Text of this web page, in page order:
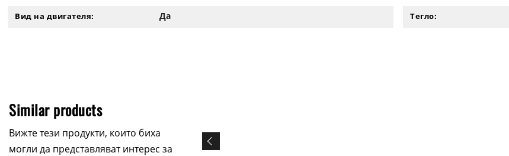
Вид на двигателя: Да Тегло:
Similar products
Вижте тези продукти, които биха
могли да представляват интерес за